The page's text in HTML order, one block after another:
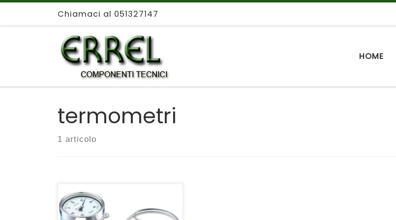
Passa al contenutoChiamaci al 051327147
HOME
termometri
1 articolo
Termometri analogici
Bourdon, termometri con